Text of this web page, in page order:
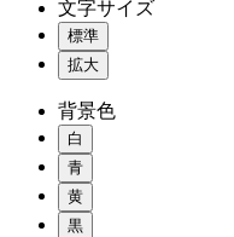
文字サイズ
標準
拡大
背景色
白
青
黄
黒